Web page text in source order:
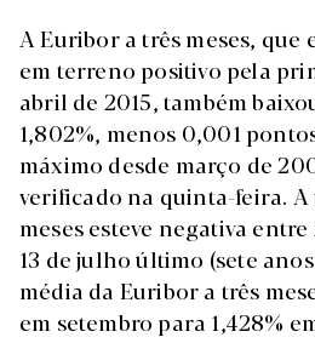
A Euribor a três meses, que
em terreno positivo pela
abril de 2015, também
1,802%, menos 0,001
máximo desde março de
verificado na quinta-feira.
meses esteve negativa
13 de julho último (sete
média da Euribor a três
em setembro para 1,428%